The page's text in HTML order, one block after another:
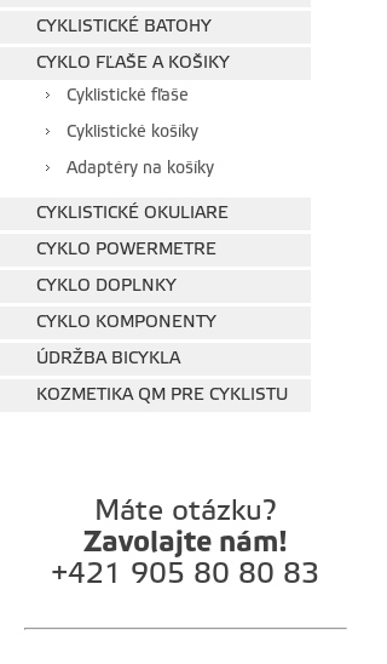
CYKLISTICKÉ BATOHY
CYKLO FĽAŠE A KOŠIKY
Cyklistické fľaše
Cyklistické košíky
Adaptéry na košíky
CYKLISTICKÉ OKULIARE
CYKLO POWERMETRE
CYKLO DOPLNKY
CYKLO KOMPONENTY
ÚDRŽBA BICYKLA
KOZMETIKA QM PRE CYKLISTU
Máte otázku?
Zavolajte nám!
+421 905 80 80 83